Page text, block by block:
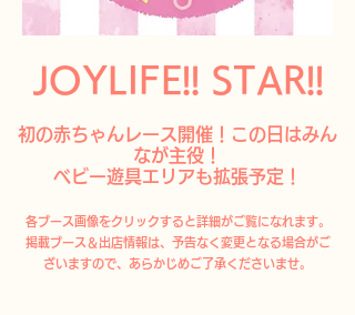
JOYLIFE!! STAR!!
初の赤ちゃんレース開催！この日はみん
なが主役！
ベビー遊具エリアも拡張予定！
各ブース画像をクリックすると詳細がご覧になれます。
掲載ブース＆出店情報は、予告なく変更となる場合がご
ざいますので、あらかじめご了承くださいませ。